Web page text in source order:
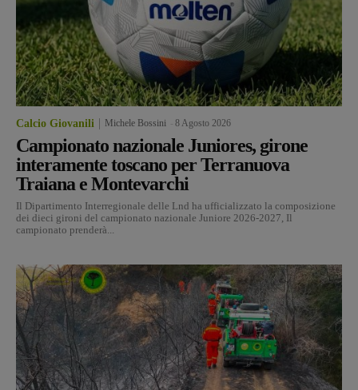
Calcio Giovanili Michele Bossini 8 Agosto 2026
Campionato nazionale Juniores, girone
interamente toscano per Terranuova
Traiana e Montevarchi
Il Dipartimento Interregionale delle Lnd ha ufficializzato la composizione
dei dieci gironi del campionato nazionale Juniore 2026-2027, Il
campionato prenderà...